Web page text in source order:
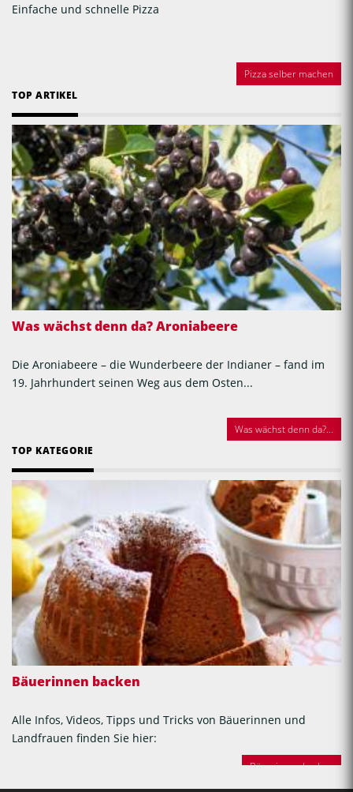
Einfache und schnelle Pizza
Pizza selber machen
TOP ARTIKEL
Was wächst denn da? Aroniabeere
Die Aroniabeere – die Wunderbeere der Indianer – fand im
19. Jahrhundert seinen Weg aus dem Osten...
Was wächst denn da?...
TOP KATEGORIE
Bäuerinnen backen
Alle Infos, Videos, Tipps und Tricks von Bäuerinnen und
Landfrauen finden Sie hier:
Bäuerinnen backen